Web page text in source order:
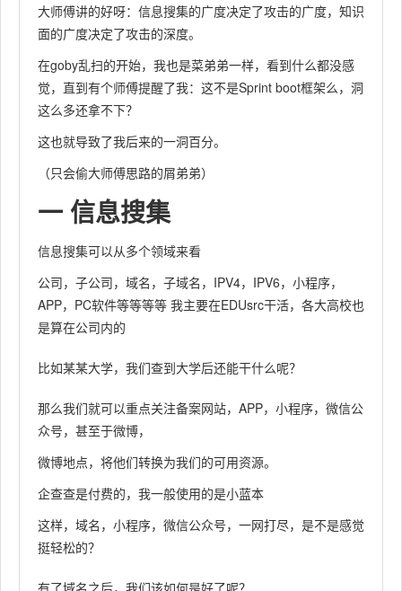
大师傅讲的好呀：信息搜集的广度决定了攻击的广度，知识
面的广度决定了攻击的深度。
在goby乱扫的开始，我也是菜弟弟一样，看到什么都没感
觉，直到有个师傅提醒了我：这不是Sprint boot框架么，洞
这么多还拿不下？
这也就导致了我后来的一洞百分。
（只会偷大师傅思路的屑弟弟）
一 信息搜集
信息搜集可以从多个领域来看
公司，子公司，域名，子域名，IPV4，IPV6，小程序，
APP，PC软件等等等等 我主要在EDUsrc干活，各大高校也
是算在公司内的
比如某某大学，我们查到大学后还能干什么呢？
那么我们就可以重点关注备案网站，APP，小程序，微信公
众号，甚至于微博，
微博地点，将他们转换为我们的可用资源。
企查查是付费的，我一般使用的是小蓝本
这样，域名，小程序，微信公众号，一网打尽，是不是感觉
挺轻松的？
有了域名之后，我们该如何是好了呢？